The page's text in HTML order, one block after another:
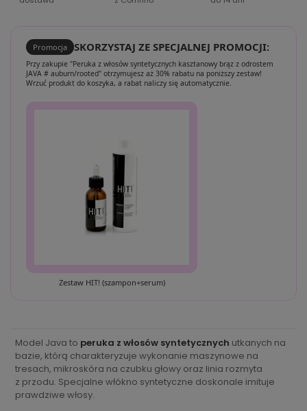
Promocja SKORZYSTAJ ZE SPECJALNEJ PROMOCJI:
Przy zakupie "Peruka z włosów syntetycznych kasztanowy brąz z odrostem
JAVA # auburn/rooted" otrzymujesz aż 30% rabatu na poniższy zestaw!
Wrzuć produkt do koszyka, a rabat naliczy się automatycznie.
Zestaw HIT! (szampon+serum)
Model Java to peruka z włosów syntetycznych utkanych na
bazie, którą charakteryzuje wykonanie maszynowe na
tresach, mikroskóra na czubku głowy oraz linia rozmyta
z przodu. Specjalne włókno syntetyczne doskonale imituje
prawdziwe włosy.